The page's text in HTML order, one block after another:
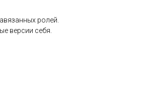
ролей.
версии себя.